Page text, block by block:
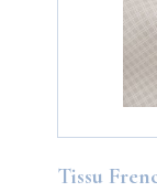
Tissu